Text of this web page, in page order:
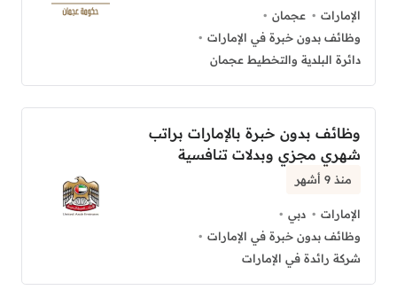
الإمارات
عجمان
وظائف بدون خبرة في الإمارات
دائرة البلدية والتخطيط عجمان
وظائف بدون خبرة بالإمارات براتب
شهري مجزي وبدلات تنافسية
منذ 9 أشهر
الإمارات
دبي
وظائف بدون خبرة في الإمارات
شركة رائدة في الإمارات